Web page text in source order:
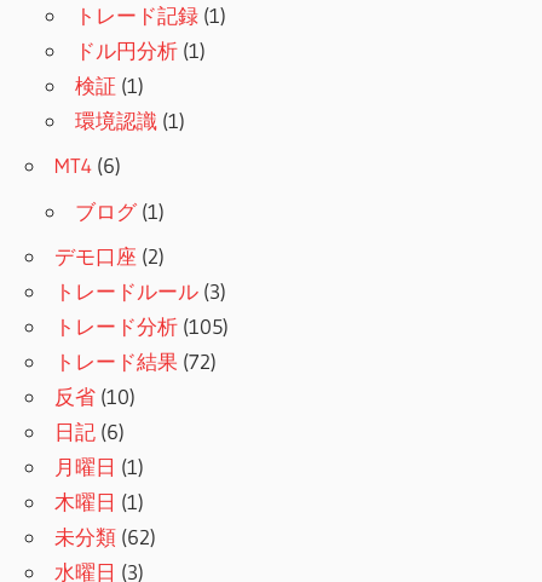
トレード記録 (1)
ドル円分析 (1)
検証 (1)
環境認識 (1)
MT4 (6)
ブログ(1)
デモ口座 (2)
トレードルール (3)
トレード分析 (105)
トレード結果 (72)
反省 (10)
日記 (6)
月曜日 (1)
木曜日 (1)
未分類 (62)
水曜日 (3)